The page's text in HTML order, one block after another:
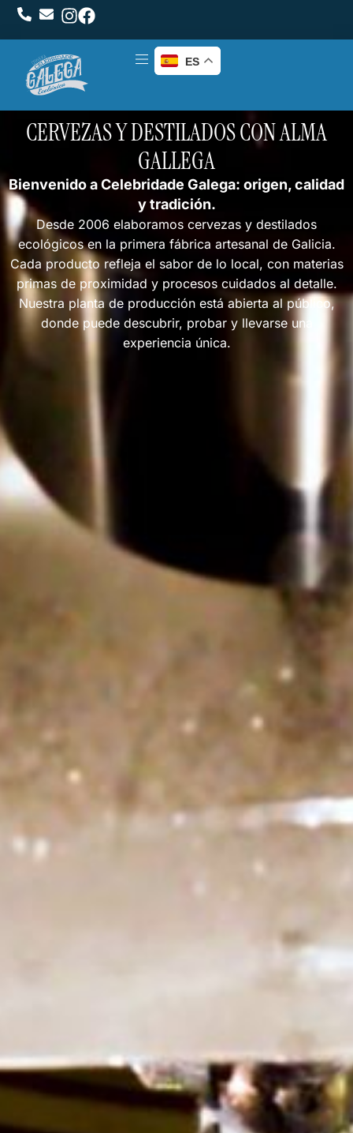
ES
CERVEZAS Y DESTILADOS CON ALMA
GALLEGA
Bienvenido a Celebridade Galega: origen, calidad
y tradición.
Desde 2006 elaboramos cervezas y destilados
ecológicos en la primera fábrica artesanal de Galicia.
Cada producto refleja el sabor de lo local, con materias
primas de proximidad y procesos cuidados al detalle.
Nuestra planta de producción está abierta al público,
donde puede descubrir, probar y llevarse una
experiencia única.